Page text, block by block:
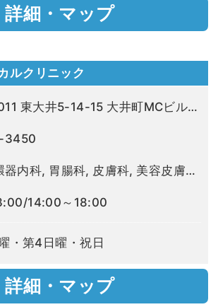
詳細・マップ
ルクリニック
〒140-0011 東大井5-14-15 大井町MCビル2F-5F
3450
内科, 循環器内科, 胃腸科, 皮膚科, 美容皮膚科, 外科, 血管外科
14:00～18:00
・第4日曜・祝日
詳細・マップ